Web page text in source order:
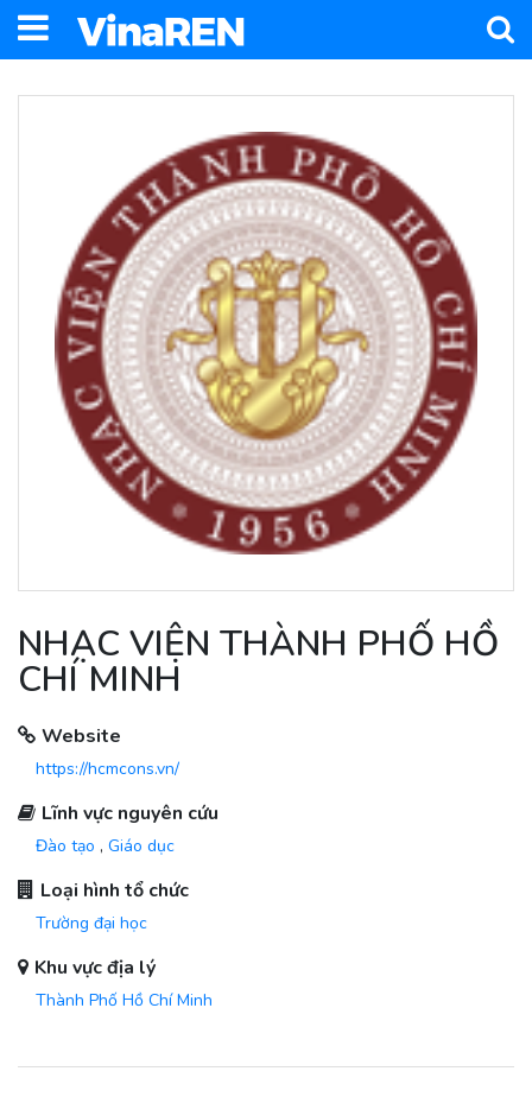
NHẠC VIỆN THÀNH PHỐ HỒ
CHÍ MINH
Website
https://hcmcons.vn/
Lĩnh vực nguyên cứu
Đào tạo , Giáo dục
Loại hình tổ chức
Trường đại học
Khu vực địa lý
Thành Phố Hồ Chí Minh